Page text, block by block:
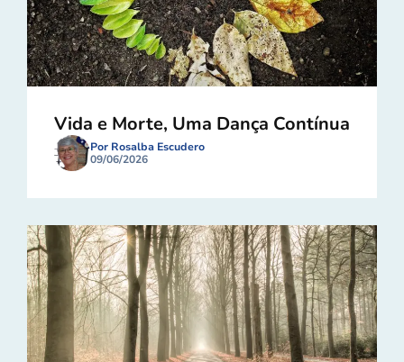
Vida e Morte, Uma Dança Contínua
Por Rosalba Escudero
09/06/2026